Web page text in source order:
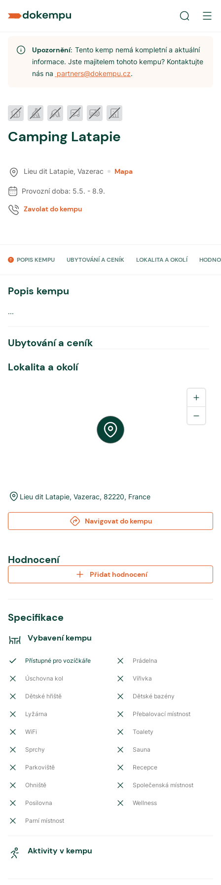
Upozornění:Tento kemp nemá kompletní a aktuální
informace. Jste majitelem tohoto kempu? Kontaktujte
nás na partners@dokempu.cz.
Camping Latapie
Lieu dit Latapie, Vazerac Mapa
Provozní doba: 5.5. - 8.9.
Zavolat do kempu
POPIS KEMPU UBYTOVÁNÍ A CENÍK LOKALITA A OKOLÍ
Popis kempu
...
Ubytování a ceník
Lokalita a okolí
Lieu dit Latapie, Vazerac, 82220, France
Navigovat do kempu
Hodnocení
Přidat hodnocení
Specifikace
Vybavení kempu
Přístupné pro vozíčkáře Prádelna
Úschovna kol Vířivka
Dětské hřiště Dětské bazény
Lyžárna Přebalovací místnost
WiFi Toalety
Sprchy Sauna
Parkoviště Recepce
Ohniště Společenská místnost
Posilovna Wellness
Parní místnost
Aktivity v kempu